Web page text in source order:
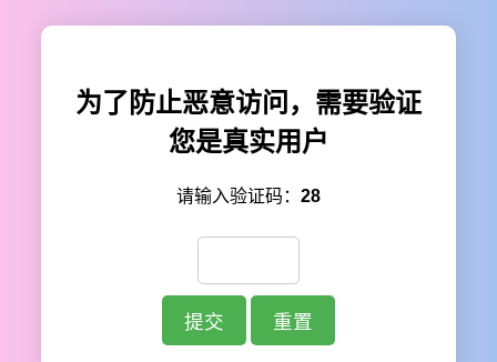
为了防止恶意访问，需要验证
您是真实用户
请输入验证码： 28
提交 重置